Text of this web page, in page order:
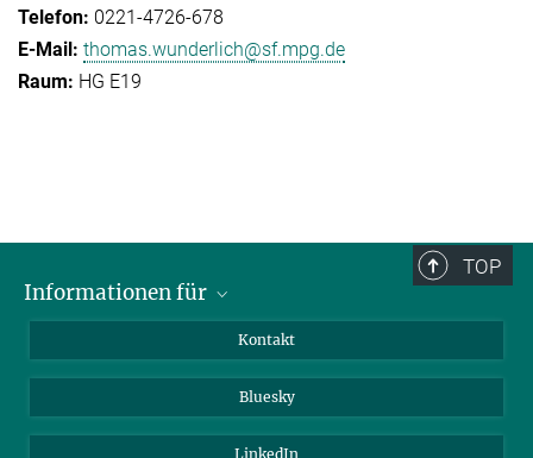
0221-4726-678
thomas.wunderlich@sf.mpg.de
HG E19
TOP
Informationen für
Bewerbende
Forschende
Kontakt
Bluesky
LinkedIn